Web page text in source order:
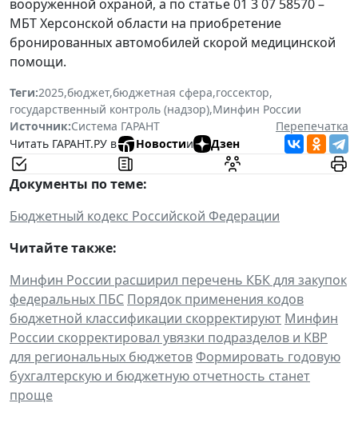
вооруженной охраной, а по статье 01 3 07 58570 –
МБТ Херсонской области на приобретение
бронированных автомобилей скорой медицинской
помощи.
Теги:2025,бюджет,бюджетная сфера,госсектор,
государственный контроль (надзор),Минфин России
Источник:Система ГАРАНТ
Перепечатка
Читать ГАРАНТ.РУ в
Новостии Дзен
Документы по теме:
Бюджетный кодекс Российской Федерации
Читайте также:
Минфин России расширил перечень КБК для закупок
федеральных ПБС Порядок применения кодов
бюджетной классификации скорректируют Минфин
России скорректировал увязки подразделов и КВР
для региональных бюджетовФормировать годовую
бухгалтерскую и бюджетную отчетность станет
проще